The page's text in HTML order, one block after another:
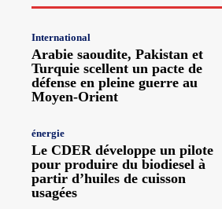
International
Arabie saoudite, Pakistan et
Turquie scellent un pacte de
défense en pleine guerre au
Moyen-Orient
énergie
Le CDER développe un pilote
pour produire du biodiesel à
partir d’huiles de cuisson
usagées